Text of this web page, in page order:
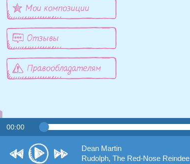
Мои композиции
Отзывы
Правообладателям
00:00
Dean Martin
Rudolph, The Red-Nose Reindee